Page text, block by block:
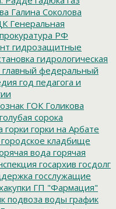
Галина Соколова
Генеральная
РФ
гидрозащитные
гидрологическая
главный федеральный
год педагога и
ГОК Голикова
голубая сорока
горки горки на Арбате
городское кладбище
вода горячая
госархив госдолг
госслужащие
ГП "Фармация"
подвоза воды график